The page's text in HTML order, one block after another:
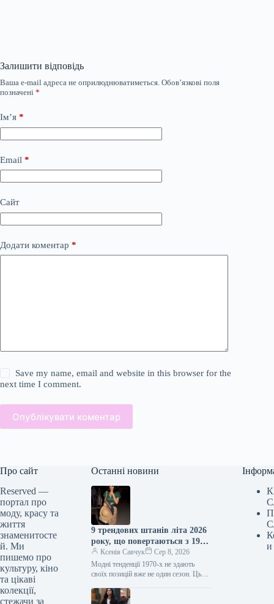
Залишити відповідь
Ваша e-mail адреса не оприлюднюватиметься. Обов’язкові поля
позначені *
Ім’я *
Email *
Сайт
Додати коментар *
Save my name, email and website in this browser for the
next time I comment.
Опублікувати коментар
Про сайт
Reserved —
портал про
моду, красу та
життя
знаменитосте
й. Ми
пишемо про
культуру, кіно
та цікаві
колекції,
стежачи за
Останні новини
9 трендових штанів літа 2026
року, що повертаються з 1970-
х
Ксенія Савчук
Сер 8, 2026
Модні тенденції 1970-х не здають
своїх позицій вже не один сезон. Цього
фасони, характерні…
и